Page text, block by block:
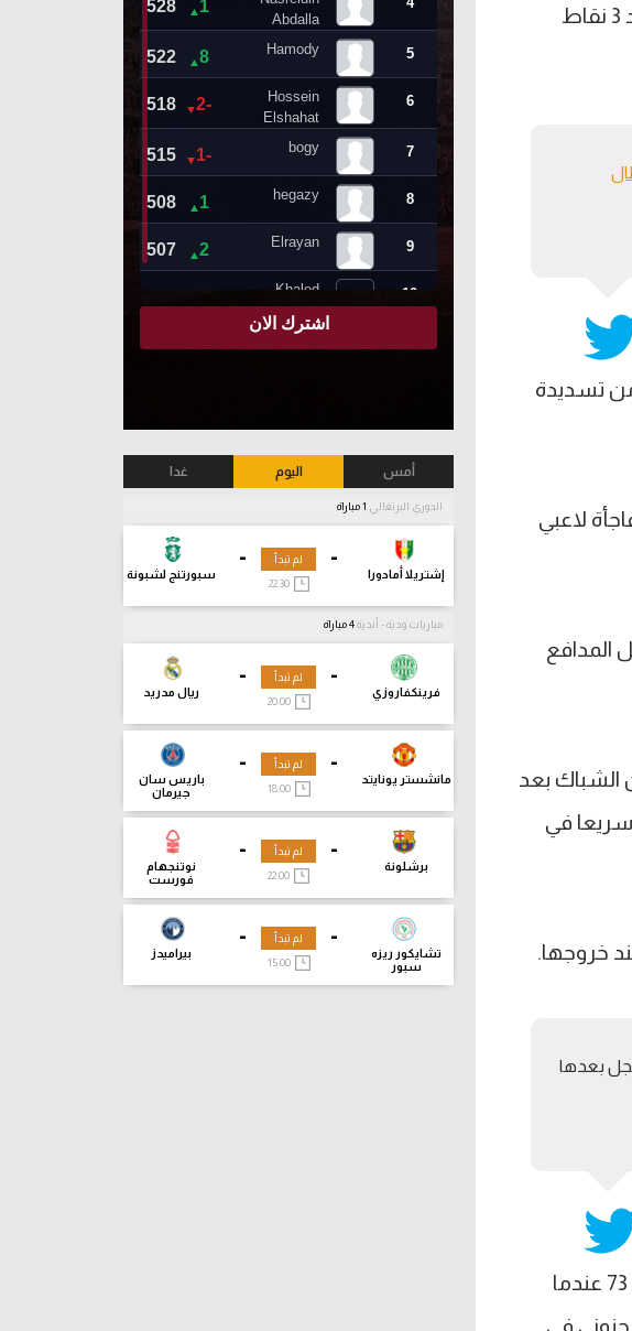
أولمبياكوس بقى بنقطة وحيدة فقط بالمركز الأخير، خلف الفريق الصربي الذي حصد 3 نقاط
من تسديدة
من مفاجأة لاعبي
المدافع
كين الشباك بعد
في
خروجها.
بعدها
المجريات أظهرت أن توتنام لن يفرط في تحقيق الانتصار وهو ما تحقق مع الدقيقة 73 عندما
في
أمس اليوم غدا
الدوري البرتغالي
-
إشتريلا أمادورا
-
سبورتنج لشبونة
لم تبدأ
22:30
مباريات ودية - أندية
-
فرينكفاروزي
-
ريال مدريد
لم تبدأ
20:00
-
مانشستر يونايتد
-
باريس سان
جيرمان
لم تبدأ
18:00
-
برشلونة
-
نوتنجهام
فورست
لم تبدأ
-
تشايكور ريزه
سبور
-
بيراميدز
لم تبدأ
15:00